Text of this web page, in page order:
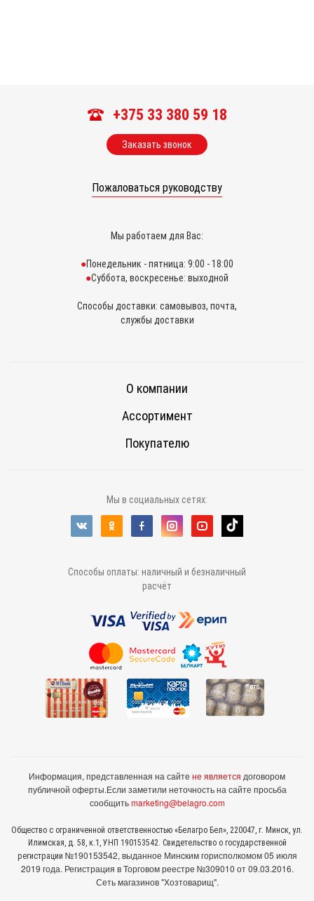
+375 33 380 59 18
Заказать звонок
Пожаловаться руководству
Мы работаем для Вас:
Понедельник - пятница: 9:00 - 18:00
Суббота, воскресенье: выходной
Способы доставки: самовывоз, почта,
службы доставки
О компании
Ассортимент
Покупателю
Мы в социальных сетях:
Способы оплаты: наличный и безналичный
расчёт
Информация, представленная на сайте не является договором
публичной оферты.Если заметили неточность на сайте просьба
сообщитьmarketing@belagro.com
Общество с ограниченной ответственностью «Белагро Бел», 220047, г. Минск, ул.
Илимская, д. 58, к.1, УНП 190153542. Свидетельство о государственной
регистрации №190153542, выданное Минcким горисполкомом 05 июля
2019 года. Регистрация в Торговом реестре №309010 от 09.03.2016.
Сеть магазинов "Хозтоварищ".